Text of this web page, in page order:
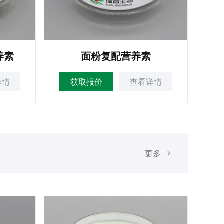
素 面粉复配营养素
获取报价 查看详情
更多